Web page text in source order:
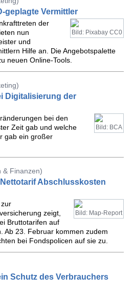
geplagte Vermittler
Bild: Pixabay CC0
der
nun
und
Hilfe an. Die Angebotspalette
neuen Online-Tools.
Digitalisierung der
Bild: BCA
bei den
Zeit gab und welche
gab ein großer
& Finanzen)
Abschlusskosten
Bild: Map-Report
zeigt,
Bruttotarifen auf
Ab 23. Februar kommen zudem
bei Fondspolicen auf sie zu.
Schutz des Verbrauchers